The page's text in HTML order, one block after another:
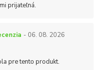
prijateľná.
- 06. 08. 2026
pre tento produkt.